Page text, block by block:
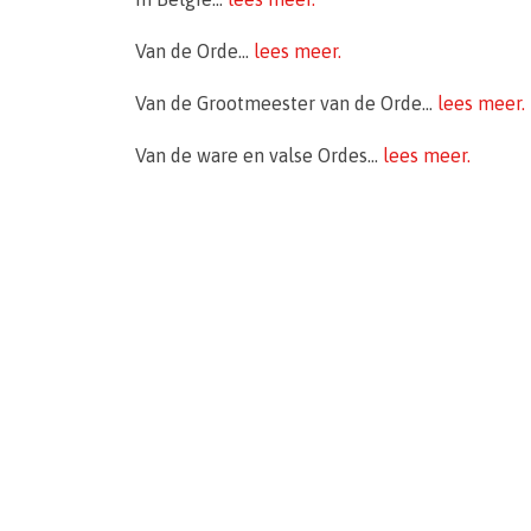
Van de Orde... lees meer.
Van de Grootmeester van de Orde... lees meer.
Van de ware en valse Ordes... lees meer.